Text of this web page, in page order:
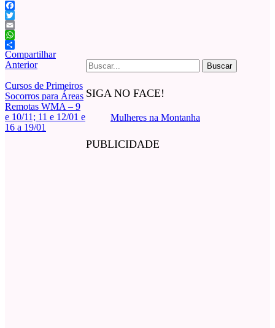
Facebook
Twitter
Email
WhatsApp
Compartilhar
Buscar
por:
SIGA NO FACE!
Mulheres na Montanha
PUBLICIDADE
Anterior
Cursos de Primeiros
Socorros para Áreas
Remotas WMA – 9
e 10/11; 11 e 12/01 e
16 a 19/01